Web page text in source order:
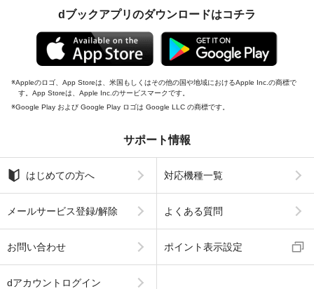
dブックアプリのダウンロードはコチラ
Appleのロゴ、App Storeは、米国もしくはその他の国や地域におけるApple Inc.の商標で
す。App Storeは、Apple Inc.のサービスマークです。
Google Play および Google Play ロゴは Google LLC の商標です。
サポート情報
はじめての方へ 対応機種一覧
メールサービス登録/解除 よくある質問
お問い合わせ ポイント表示設定
dアカウントログイン